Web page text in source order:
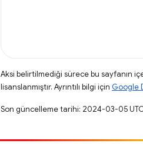
Aksi belirtilmediği sürece bu sayfanın
lisanslanmıştır. Ayrıntılı bilgi için Google
Son güncelleme tarihi: 2024-03-05